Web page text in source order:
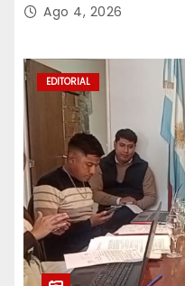
Ago 4, 2026
EDITORIAL